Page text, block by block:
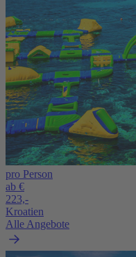
pro Person
ab €
223,-
Kroatien
Alle Angebote